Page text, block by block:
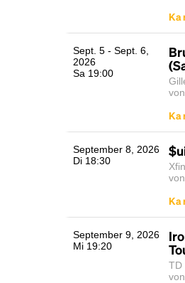
Sept. 5 - Sept. 6,
2026
Sa 19:00
September 8, 2026
Di 18:30
September 9, 2026
Mi 19:20
TD